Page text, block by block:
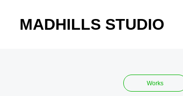
MADHILLS STUDIO
ブログ
Works